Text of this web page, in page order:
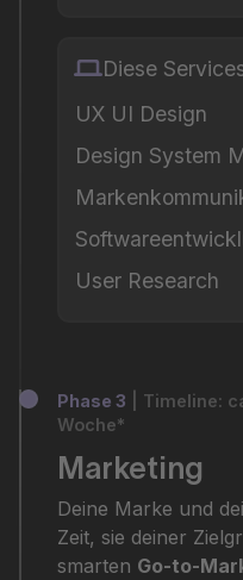
Diese
UX UI Design
Design System
User Research
Phase 3
| Timeline:
Woche*
Marketing
Deine Marke und
Zeit, sie deiner
smarten Go-to-